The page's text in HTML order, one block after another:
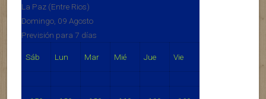
La Paz (Entre Rios)
Domingo, 09 Agosto
Previsión para 7 días
Sáb Lun Mar Mié Jue Vie